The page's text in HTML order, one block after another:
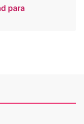
para